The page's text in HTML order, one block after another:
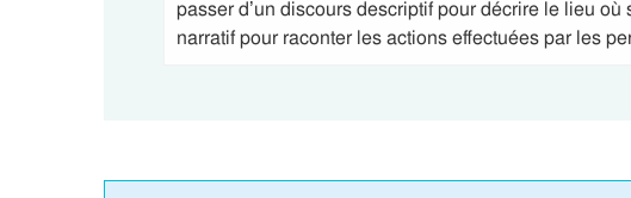
passer d’un discours descriptif pour décrire le lieu
narratif pour raconter les actions effectuées par les